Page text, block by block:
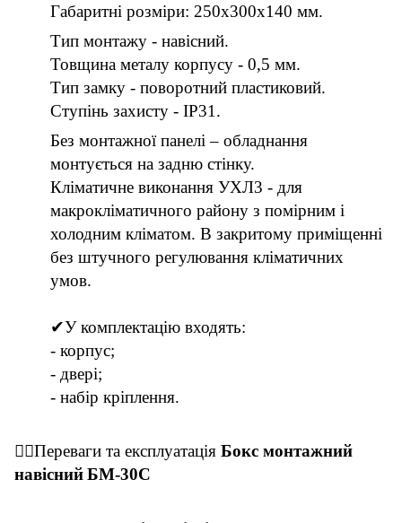
Габаритні розміри: 250х300х140 мм.
Тип монтажу - навісний.
Товщина металу корпусу - 0,5 мм.
Тип замку - поворотний пластиковий.
Ступінь захисту - IP31.
Без монтажної панелі – обладнання
монтується на задню стінку.
Кліматичне виконання УХЛ3 - для
макрокліматичного району з помірним і
холодним кліматом. В закритому приміщенні
без штучного регулювання кліматичних
умов.
✔У комплектацію входять:
- корпус;
- двері;
- набір кріплення.
👇🏼Переваги та експлуатація Бокс монтажний
навіснийБМ-30C